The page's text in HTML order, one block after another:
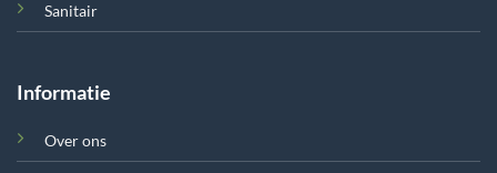
Sanitair
Informatie
Over ons